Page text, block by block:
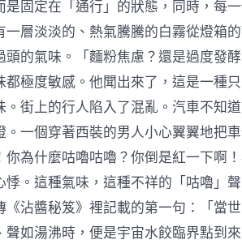
億
元
欺
騙
案〉
中
固定在「通行」的狀態，同時，每
層淡淡的、熱氣騰騰的白霧從燈箱
的氣味。「麵粉焦慮？還是過度發
極度敏感。他聞出來了，這是一種
街上的行人陷入了混亂。汽車不知
一個穿著西裝的男人小心翼翼地把
為什麼咕嚕咕嚕？你倒是紅一下啊
。這種氣味，這種不祥的「咕嚕」
沾醬秘笈》裡記載的第一句：「當
如湯沸時，便是宇宙水餃臨界點到